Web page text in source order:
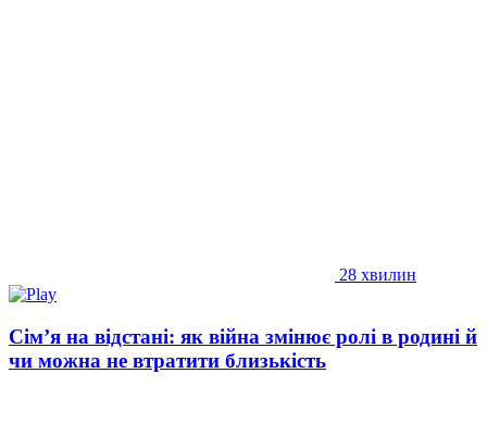
28 хвилин
Сім’я на відстані: як війна змінює ролі в родині й
чи можна не втратити близькість